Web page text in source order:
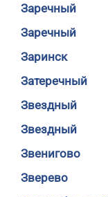
Заречный
Заречный
Заринск
Затеречный
Звездный
Звездный
Звенигово
Зверево